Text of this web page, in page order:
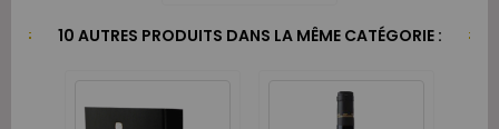
10 AUTRES PRODUITS DANS LA MÊME CATÉGORIE :